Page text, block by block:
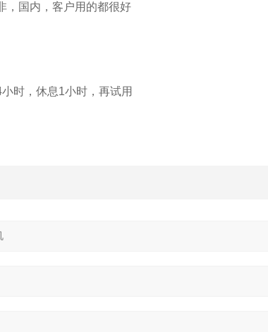
，国内，客户用的都很好
时，休息1小时，再试用